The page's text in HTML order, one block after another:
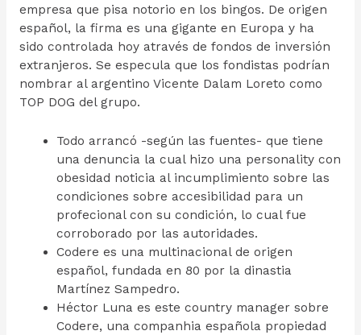
empresa que pisa notorio en los bingos. De origen
español, la firma es una gigante en Europa y ha
sido controlada hoy através de fondos de inversión
extranjeros. Se especula que los fondistas podrían
nombrar al argentino Vicente Dalam Loreto como
TOP DOG del grupo.
Todo arrancó -según las fuentes- que tiene
una denuncia la cual hizo una personality con
obesidad noticia al incumplimiento sobre las
condiciones sobre accesibilidad para un
profecional con su condición, lo cual fue
corroborado por las autoridades.
Codere es una multinacional de origen
español, fundada en 80 por la dinastia
Martínez Sampedro.
Héctor Luna es este country manager sobre
Codere, una companhia española propiedad